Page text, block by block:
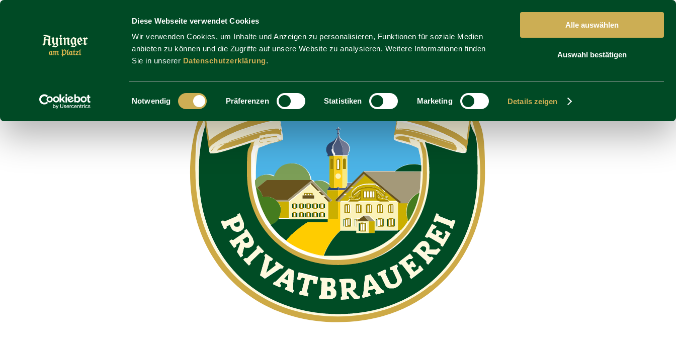
Diese Webseite verwendet Cookies
Wir verwenden Cookies, um Inhalte und Anzeigen zu personalisieren, Funktionen für soziale Medien
anbieten zu können und die Zugriffe auf unsere Website zu analysieren. Weitere Informationen finden
Sie in unserer Datenschutzerklärung.
Einwilligungsauswahl
Notwendig Präferenzen Statistiken Marketing Details zeigen
Alle auswählen
Auswahl bestätigen